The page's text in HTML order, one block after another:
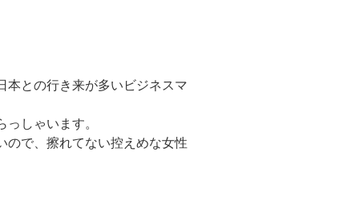
本との行き来が多いビジネスマ
しゃいます。
ので、擦れてない控えめな女性